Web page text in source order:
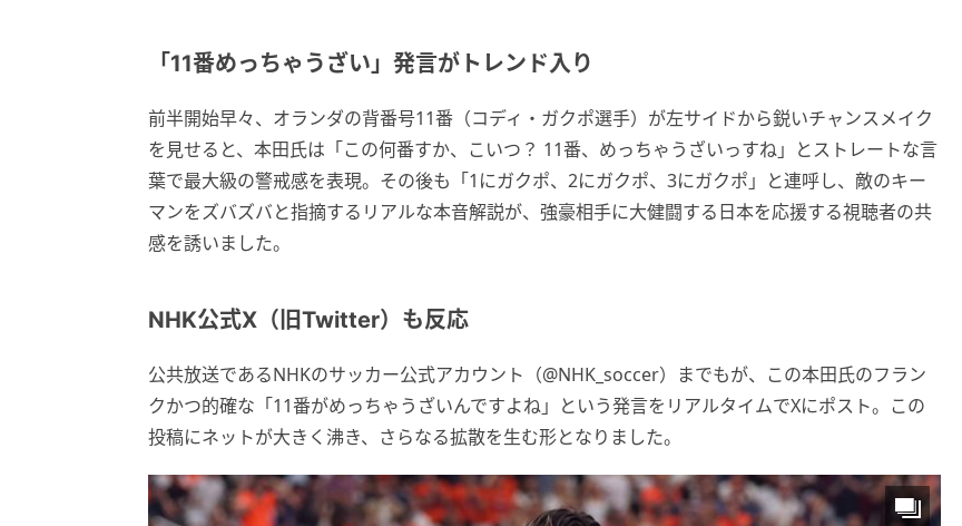
「11番めっちゃうざい」発言がトレンド入り
前半開始早々、オランダの背番号11番（コディ・ガクポ選手）が左サイドから鋭いチャンスメイク
を見せると、本田氏は「この何番すか、こいつ？ 11番、めっちゃうざいっすね」とストレートな言
葉で最大級の警戒感を表現。その後も「1にガクポ、2にガクポ、3にガクポ」と連呼し、敵のキー
マンをズバズバと指摘するリアルな本音解説が、強豪相手に大健闘する日本を応援する視聴者の共
感を誘いました。
NHK公式X（旧Twitter）も反応
公共放送であるNHKのサッカー公式アカウント（@NHK_soccer）までもが、この本田氏のフラン
クかつ的確な「11番がめっちゃうざいんですよね」という発言をリアルタイムでXにポスト。この
投稿にネットが大きく沸き、さらなる拡散を生む形となりました。